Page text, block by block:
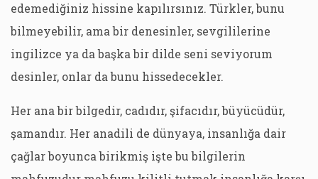
edemediğiniz hissine kapılırsınız. Türkler, bunu
bilmeyebilir, ama bir denesinler, sevgililerine
ingilizce ya da başka bir dilde seni seviyorum
desinler, onlar da bunu hissedecekler.
Her ana bir bilgedir, cadıdır, şifacıdır, büyücüdür,
şamandır. Her anadili de dünyaya, insanlığa dair
çağlar boyunca birikmiş işte bu bilgilerin